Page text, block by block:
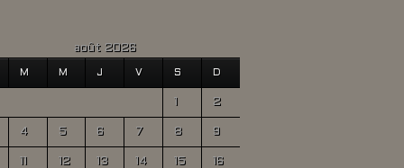
août 2026
M M J V S D
1 2
4 5 6 7 8 9
11 12 13 14 15 16